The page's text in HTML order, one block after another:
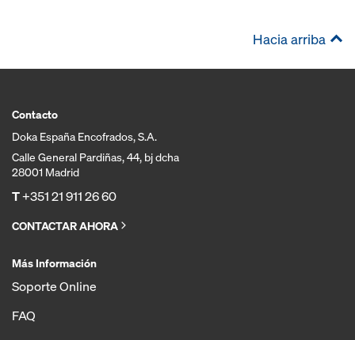
Hacia arriba
Contacto
Doka España Encofrados, S.A.
Calle General Pardiñas, 44, bj dcha
28001 Madrid
T+351 21 911 26 60
CONTACTAR AHORA
Más Información
Soporte Online
FAQ